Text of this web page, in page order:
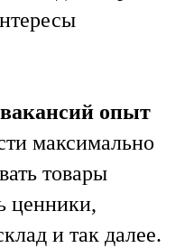
опыт
максимально
товары
ценники,
и так далее.